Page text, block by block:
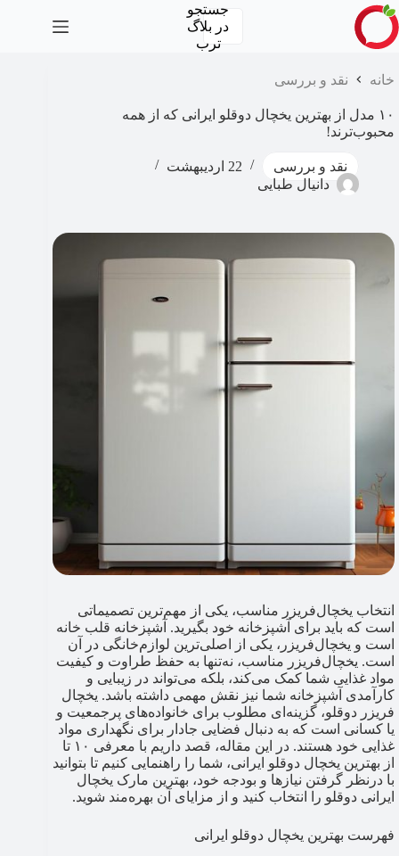
پرش
به
محتوا
جستجو
در بلاگ
ترب
خانه نقد و بررسی
۱۰ مدل از بهترین یخچال دوقلو ایرانی که از همه
محبوب‌ترند!
نقد و بررسی
22 اردیبهشت
دانیال طبایی
انتخاب یخچال‌فریزر مناسب، یکی از مهم‌ترین تصمیماتی
است که باید برای آشپزخانه خود بگیرید. آشپزخانه قلب خانه
است و یخچال‌فریزر، یکی از اصلی‌ترین لوازم‌خانگی در آن
است. یخچال‌فریزر مناسب، نه‌تنها به حفظ طراوت و کیفیت
مواد غذایی شما کمک می‌کند، بلکه می‌تواند در زیبایی و
کارآمدی آشپزخانه شما نیز نقش مهمی داشته باشد. یخچال
فریزر دوقلو، گزینه‌ای مطلوب برای خانواده‌های پرجمعیت و
یا کسانی است که به دنبال فضایی جادار برای نگهداری مواد
غذایی خود هستند. در این مقاله، قصد داریم با معرفی ۱۰ تا
از بهترین یخچال دوقلو ایرانی، شما را راهنمایی کنیم تا بتوانید
با درنظر گرفتن نیازها و بودجه خود، بهترین مارک یخچال
ایرانی دوقلو را انتخاب کنید و از مزایای آن بهره‌مند شوید.
فهرست بهترین یخچال دوقلو ایرانی